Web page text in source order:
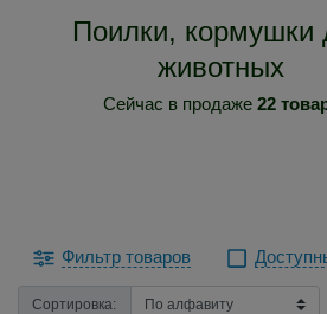
Поилки, кормушки
животных
Сейчас в продаже 22
Фильтр товаров
Сортировка: